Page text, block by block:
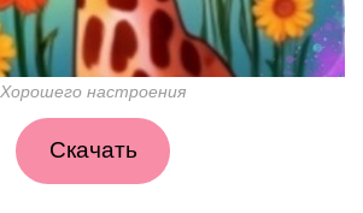
Хорошего настроения
Скачать